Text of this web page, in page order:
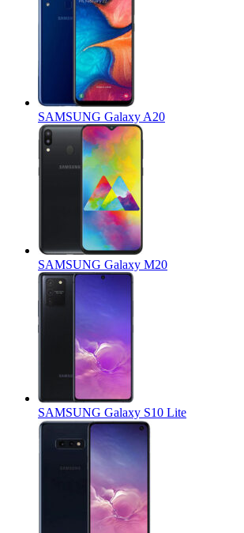
SAMSUNG Galaxy A20
SAMSUNG Galaxy M20
SAMSUNG Galaxy S10 Lite